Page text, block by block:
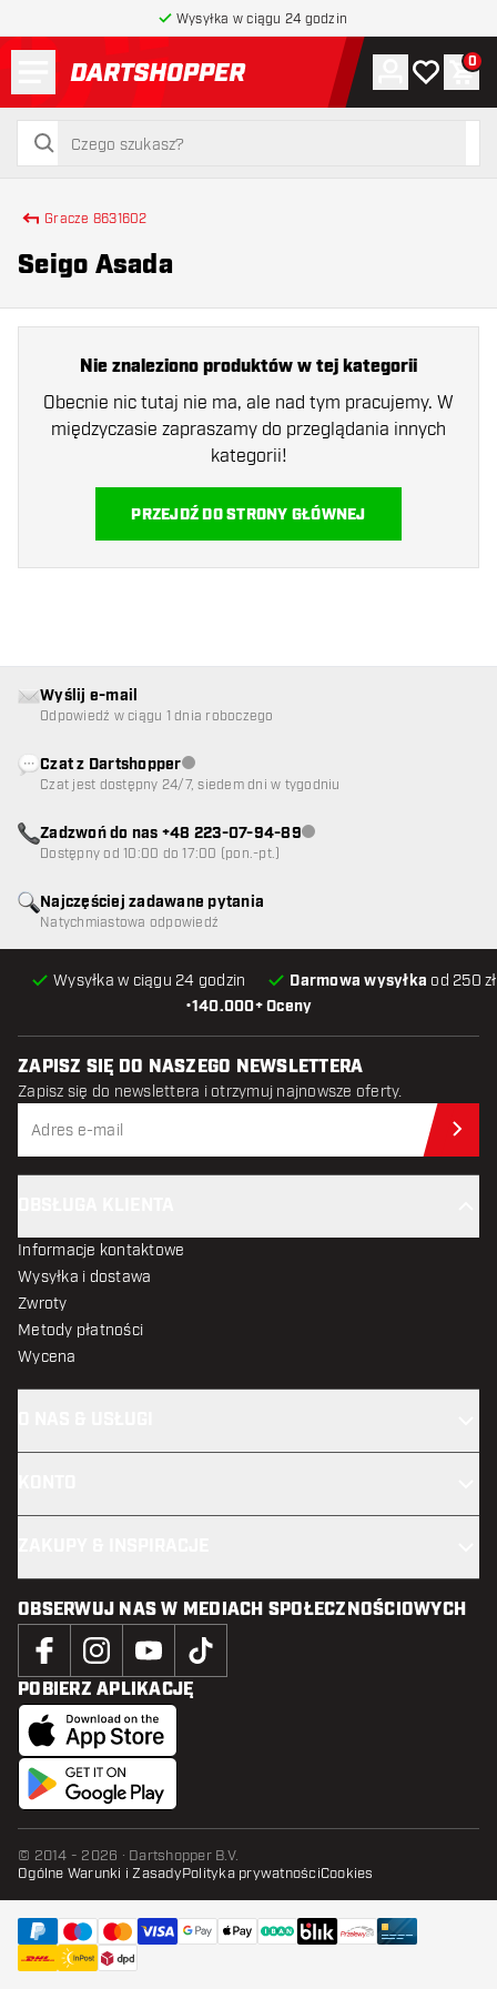
Wysyłka w ciągu 24 godzin
powrót do strony głównej
szukaj
szukaj
Konto
Moja lista
0
Gracze 8631602
Seigo Asada
Nie znaleziono produktów w tej kategorii
Obecnie nic tutaj nie ma, ale nad tym pracujemy. W
międzyczasie zapraszamy do przeglądania innych
kategorii!
PRZEJDŹ DO STRONY GŁÓWNEJ
•140.000+ Oceny
Wysyłka w ciągu 24 godzin Darmowa wysyłka od 250
Najczęściej zadawane pytania
Natychmiastowa odpowiedź
Wyślij e-mail
Odpowiedź w ciągu 1 dnia roboczego
Czat z DartshopperObsługa klienta niedostępna
Czat jest dostępny 24/7, siedem dni w tygodniu
Zadzwoń do nas +48 223-07-94-89Obsługa klienta niedostępna
Dostępny od 10:00 do 17:00 (pon.-pt.)
ZAPISZ SIĘ DO NASZEGO NEWSLETTERA
Zapisz się do newslettera i otrzymuj najnowsze oferty.
Informacje kontaktowe
Wysyłka i dostawa
Zwroty
Metody płatności
Wycena
OBSERWUJ NAS W MEDIACH SPOŁECZNOŚCIOWYCH
POBIERZ APLIKACJĘ
© 2014 - 2026 · Dartshopper B.V.
Ogólne Warunki i ZasadyPolityka prywatnościCookies